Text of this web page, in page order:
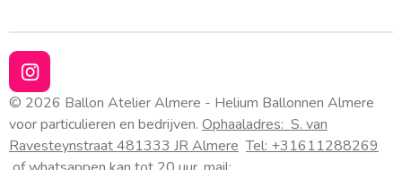
I
n
s
t
a
© 2026 Ballon Atelier Almere - Helium Ballonnen Almere
voor particulieren en bedrijven. Ophaaladres: S. van
Ravesteynstraat 481333 JR Almere Tel: +31611288269